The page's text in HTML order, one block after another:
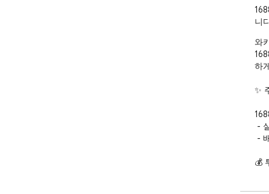
니
와
하
✨
💰